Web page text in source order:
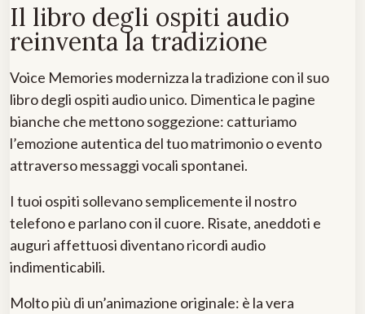
Il libro degli ospiti audio
reinventa la tradizione
Voice Memories modernizza la tradizione con il suo
libro degli ospiti audio unico. Dimentica le pagine
bianche che mettono soggezione: catturiamo
l’emozione autentica del tuo matrimonio o evento
attraverso messaggi vocali spontanei.
I tuoi ospiti sollevano semplicemente il nostro
telefono e parlano con il cuore. Risate, aneddoti e
auguri affettuosi diventano ricordi audio
indimenticabili.
Molto più di un’animazione originale: è la vera